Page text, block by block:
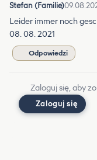
Stefan (Familie)
Leider immer noch
08. 08. 2021
Odpowiedzi
Zaloguj się, aby
Zaloguj się